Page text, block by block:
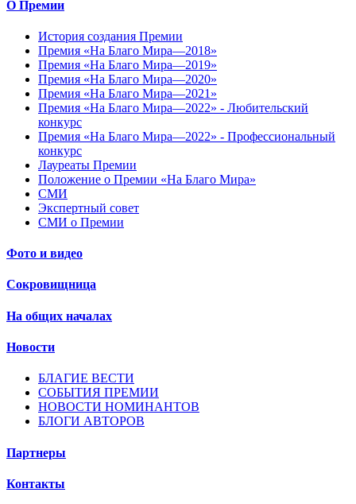
О Премии
История создания Премии
Премия «На Благо Мира—2018»
Премия «На Благо Мира—2019»
Премия «На Благо Мира—2020»
Премия «На Благо Мира—2021»
Премия «На Благо Мира—2022» - Любительский
конкурс
Премия «На Благо Мира—2022» - Профессиональный
конкурс
Лауреаты Премии
Положение о Премии «На Благо Мира»
СМИ
Экспертный совет
СМИ о Премии
Фото и видео
Сокровищница
На общих началах
Новости
БЛАГИЕ ВЕСТИ
СОБЫТИЯ ПРЕМИИ
НОВОСТИ НОМИНАНТОВ
БЛОГИ АВТОРОВ
Партнеры
Контакты